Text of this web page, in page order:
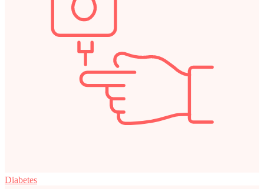
Diabetes